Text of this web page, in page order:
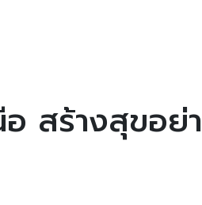
สร้างสุขอย่